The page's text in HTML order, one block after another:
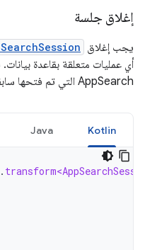
إغلاق جلسة
يجب إغلاق
أي عمليات متعلقة بقاعدة
AppSearch التي تم فتحها سابقًا ويحفظ جميع التعديلات على القرص.
Kotlin
Java
.